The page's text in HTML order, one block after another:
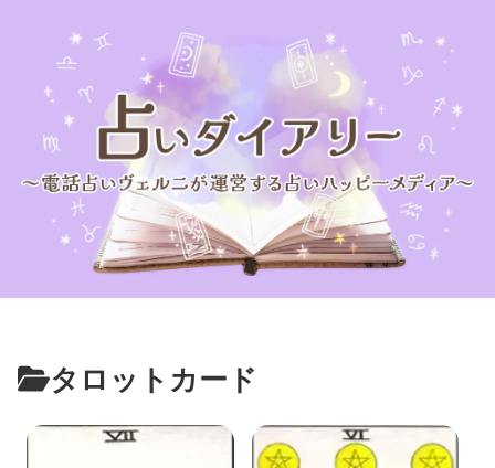
タロットカード